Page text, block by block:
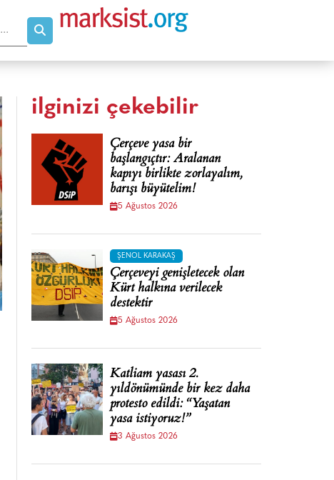
ilginizi çekebilir
Çerçeve yasa bir
başlangıçtır: Aralanan
kapıyı birlikte zorlayalım,
barışı büyütelim!
5 Ağustos 2026
ŞENOL KARAKAŞ
Çerçeveyi genişletecek olan
Kürt halkına verilecek
destektir
5 Ağustos 2026
Katliam yasası 2.
yıldönümünde bir kez daha
protesto edildi: “Yaşatan
yasa istiyoruz!”
3 Ağustos 2026